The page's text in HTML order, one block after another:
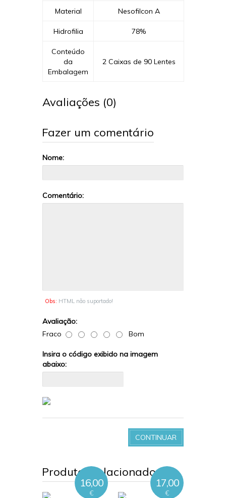
Material Nesofilcon A
Hidrofilia 78%
Conteúdo
da
Embalagem
2 Caixas de 90 Lentes
Avaliações (0)
Fazer um comentário
Nome:
Comentário:
Obs: HTML não suportado!
Avaliação:
Fraco
Bom
Insira o código exibido na imagem
abaixo:
CONTINUAR
Produtos relacionados
16,00
€
17,00
€